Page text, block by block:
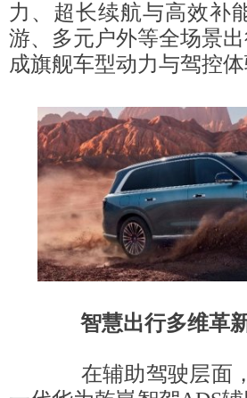
力、超长续航与高效补
游、多元户外等全场景
成旗舰车型动力与驾控
智慧出行多维革
在辅助驾驶层面，